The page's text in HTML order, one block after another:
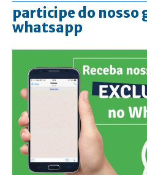
participe do nosso
whatsapp